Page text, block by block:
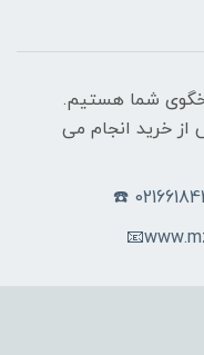
، ساعت 11 الی 18 پاسخگوی شما هستیم.
48 ساعت پس از خرید انجام می